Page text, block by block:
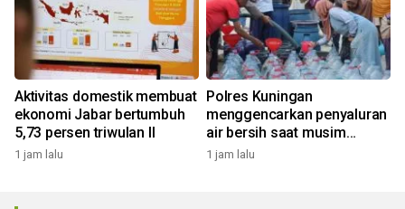
Aktivitas domestik membuat
ekonomi Jabar bertumbuh
5,73 persen triwulan II
1 jam lalu
Polres Kuningan
menggencarkan penyaluran
air bersih saat musim
kemarau
1 jam lalu